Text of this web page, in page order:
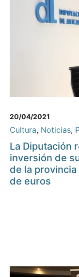
20/04/2021
Cultura, Noticias,
La Diputación
inversión de
de la
de euros